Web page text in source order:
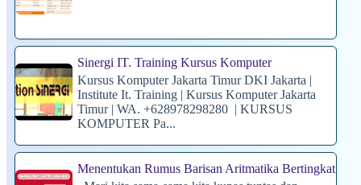
Sinergi IT. Training Kursus Komputer
Kursus Komputer Jakarta Timur DKI Jakarta |
Institute It. Training | Kursus Komputer Jakarta
Timur | WA. +628978298280 | KURSUS
KOMPUTER Pa...
Menentukan Rumus Barisan Aritmatika Bertingkat